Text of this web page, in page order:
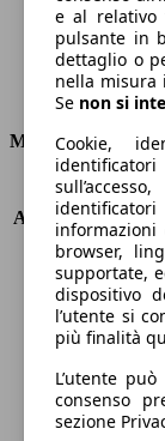
165 g/km
Emissioni di
Motore e
KW (PS)
Accelerazione (0-
Velocità
Numero di
Coppia
Cilindrata
Cilindri
Tipo di
e al relativo
pulsante in
dettaglio o
nella misura
Se non si
Cookie,
browser,
supportate,
dispositivo
l’utente si
più finalità
L’utente
consenso
sezione